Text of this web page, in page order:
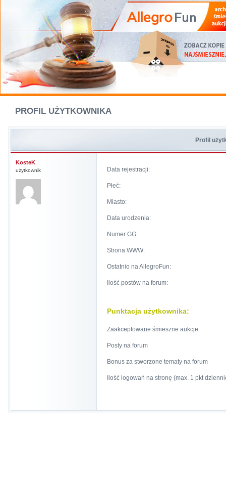
PROFIL UŻYTKOWNIKA
Profil
KosteK
użytkownik Data rejestracji:
Płeć:
Miasto:
Data urodzenia:
Numer GG:
Strona WWW:
Ostatnio na AllegroFun:
Ilość postów na forum:
Punktacja użytkownika:
Zaakceptowane śmieszne aukcje
Posty na forum
Bonus za stworzone tematy na forum
Ilość logowań na stronę (max. 1 pkt